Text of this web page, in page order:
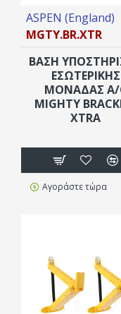
ASPEN (England)
MGTY.BR.XTR
ΒΆΣΗ
ΕΣΩΤΕΡΙΚΉΣ
ΜΟΝΆΔΑΣ A/
MIGHTY
XTRA
Αγοράστε τώρα